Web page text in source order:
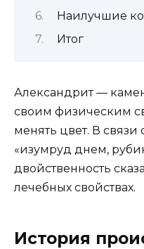
Наилучшие
Итог
Александрит —
своим физическим
менять цвет. В
«изумруд днем,
двойственность
лечебных свойствах.
История